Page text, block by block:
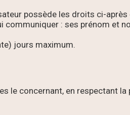
possède les droits ci-après
communiquer : ses prénom et
jours maximum.
le concernant, en respectant